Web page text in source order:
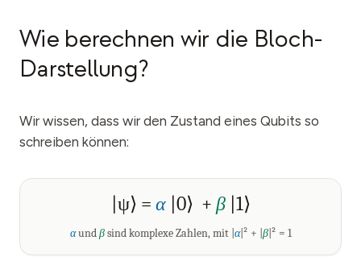
Wie berechnen wir die Bloch-
Darstellung?
Wir wissen, dass wir den Zustand eines Qubits so
schreiben können:
|ψ⟩ = α|0⟩ + β|1⟩
α und β sind komplexe Zahlen, mit α|² + | β|² = 1